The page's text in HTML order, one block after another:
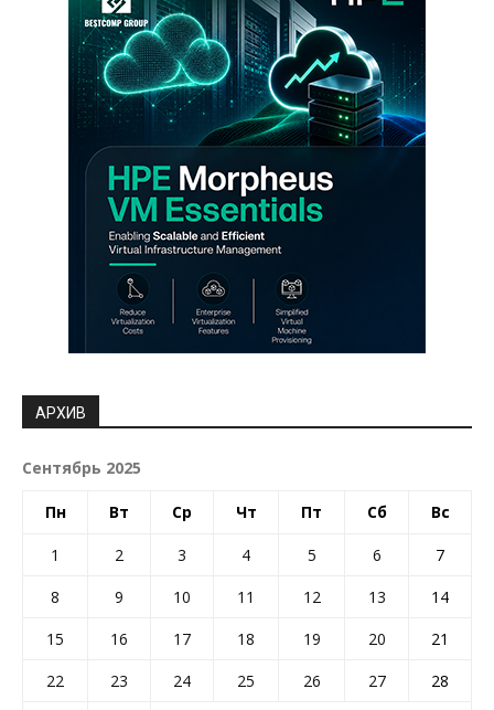
АРХИВ
Сентябрь 2025
Пн Вт Ср Чт Пт Сб Вс
1 2 3 4 5 6
7
8
9 10 11 12 13
14
15
16 17 18 19 20
21
22
23 24 25 26 27
28